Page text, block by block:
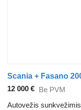
Scania + Fasano
12 000 € Be PVM
Autovežis sunkvežimis